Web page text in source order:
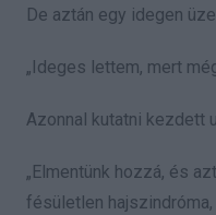
De aztán egy idegen
„Ideges lettem, mert
Azonnal kutatni kezdett
„Elmentünk hozzá, és
fésületlen